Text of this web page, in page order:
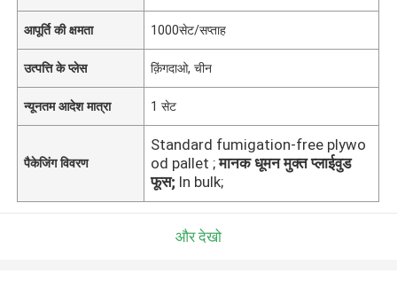
आपूर्ति की क्षमता 1000सेट/सप्ताह
उत्पत्ति के प्लेस क़िंगदाओ, चीन
न्यूनतम आदेश मात्रा 1 सेट
पैकेजिंग विवरण
Standard fumigation-free plywo
od pallet ; मानक धूमन मुक्त प्लाईवुड
फूस; In bulk;
और देखो